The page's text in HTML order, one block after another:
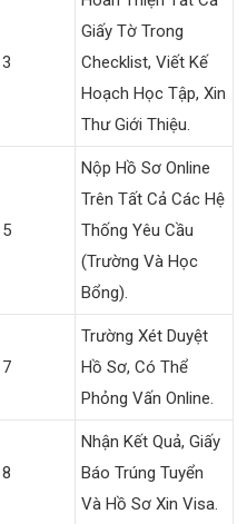
Giấy Tờ Trong
Checklist, Viết Kế
Hoạch Học Tập, Xin
Thư Giới Thiệu.
Nộp Hồ Sơ Online
Trên Tất Cả Các Hệ
Thống Yêu Cầu
(trường Và Học
Bổng).
Trường Xét Duyệt
Hồ Sơ, Có Thể
Phỏng Vấn Online.
Nhận Kết Quả, Giấy
Báo Trúng Tuyển
Và Hồ Sơ Xin Visa.